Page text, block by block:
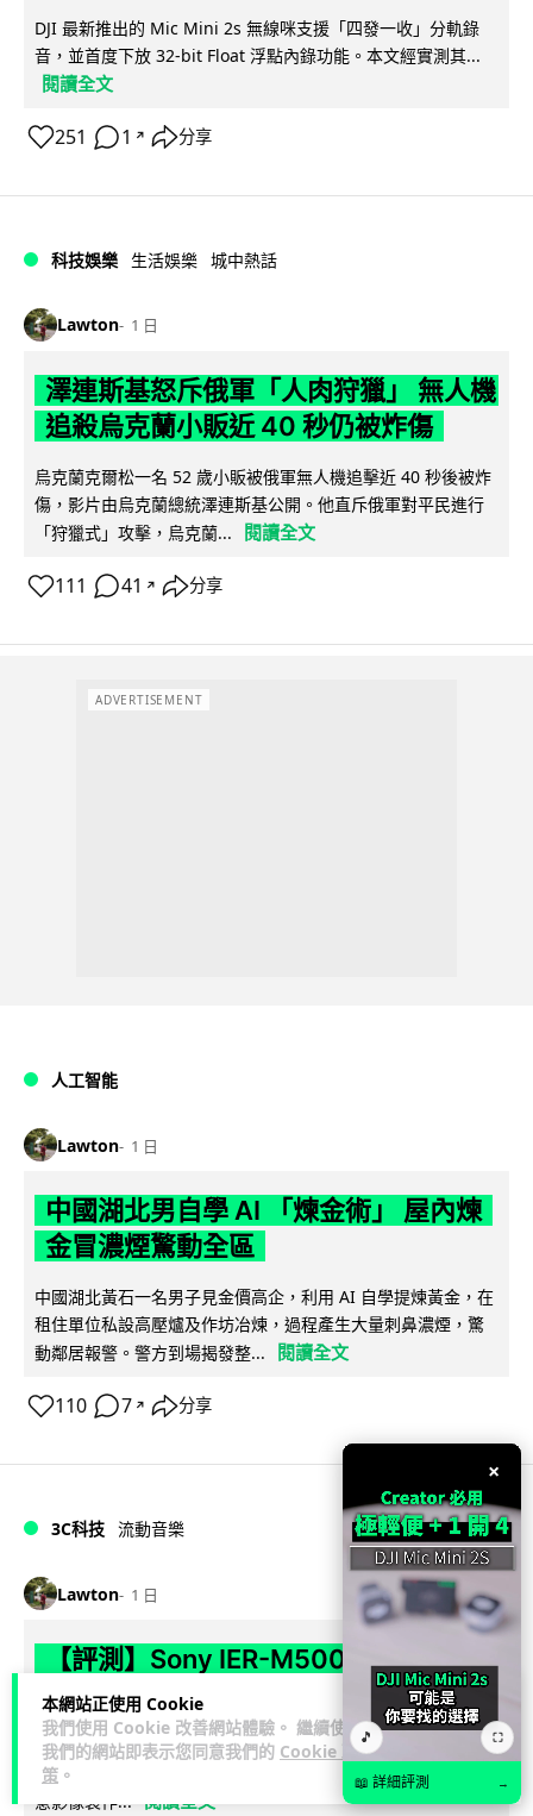
本網站正使用 Cookie
我們使用 Cookie 改善網站體驗。 繼續使用
我們的網站即表示您同意我們的 Cookie 政
策 。
DJI 最新推出的 Mic Mini 2s 無線咪支援「四發一收」分軌錄
音，並首度下放 32-bit Float 浮點內錄功能。本文經實測其...
閱讀全文
251 1 ↗ 分享
科技娛樂 生活娛樂 城中熱話
Lawton 1 日
澤連斯基怒斥俄軍「人肉狩獵」 無人機
追殺烏克蘭小販近 40 秒仍被炸傷
烏克蘭克爾松一名 52 歲小販被俄軍無人機追擊近 40 秒後被炸
傷，影片由烏克蘭總統澤連斯基公開。他直斥俄軍對平民進行
「狩獵式」攻擊，烏克蘭...
閱讀全文
111 41 ↗ 分享
ADVERTISEMENT
人工智能
Lawton 1 日
中國湖北男自學 AI 「煉金術」 屋內煉
金冒濃煙驚動全區
中國湖北黃石一名男子見金價高企，利用 AI 自學提煉黃金，在
租住單位私設高壓爐及作坊冶煉，過程產生大量刺鼻濃煙，驚
動鄰居報警。警方到場揭發整...
閱讀全文
110 7 ↗ 分享
3C科技 流動音樂
Lawton 1 日 89
【評測】Sony IER-M500 入耳式監聽
耳機：現場拍攝、後製監聽與人聲利器
談到專業混音專用的聲音監聽耳機，Sony 經典 MDR-7506 到
MDR-M1 專業錄音室耳機都為人熟悉。而現在舞台製作者與創
意影像製作... 閱讀全文
×
🎵 ⛶
📖 詳細評測 →